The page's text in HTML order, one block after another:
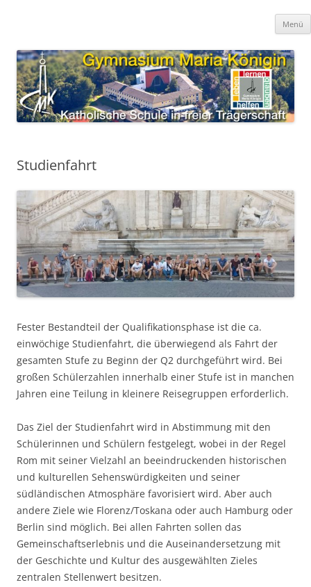
Menü
Studienfahrt
Fester Bestandteil der Qualifikationsphase ist die ca.
einwöchige Studienfahrt, die überwiegend als Fahrt der
gesamten Stufe zu Beginn der Q2 durchgeführt wird. Bei
großen Schülerzahlen innerhalb einer Stufe ist in manchen
Jahren eine Teilung in kleinere Reisegruppen erforderlich.
Das Ziel der Studienfahrt wird in Abstimmung mit den
Schülerinnen und Schülern festgelegt, wobei in der Regel
Rom mit seiner Vielzahl an beeindruckenden historischen
und kulturellen Sehenswürdigkeiten und seiner
südländischen Atmosphäre favorisiert wird. Aber auch
andere Ziele wie Florenz/Toskana oder auch Hamburg oder
Berlin sind möglich. Bei allen Fahrten sollen das
Gemeinschaftserlebnis und die Auseinandersetzung mit
der Geschichte und Kultur des ausgewählten Zieles
zentralen Stellenwert besitzen.